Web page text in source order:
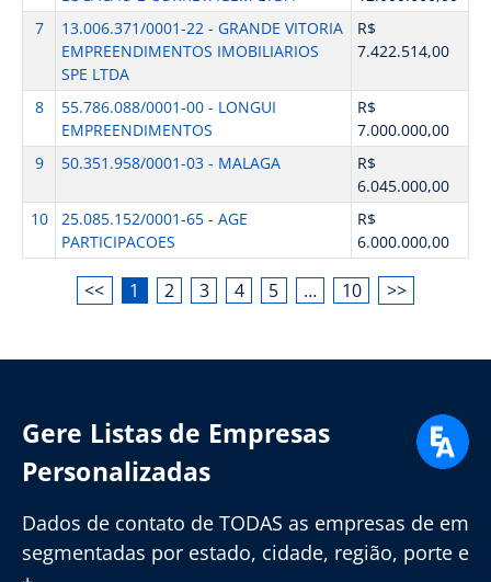
7
13.006.371/0001-22 - GRANDE VITORIA
EMPREENDIMENTOS IMOBILIARIOS
SPE LTDA
R$
7.422.514,00
8
55.786.088/0001-00 - LONGUI
EMPREENDIMENTOS
R$
7.000.000,00
9
50.351.958/0001-03 - MALAGA
R$
6.045.000,00
10
25.085.152/0001-65 - AGE
PARTICIPACOES
R$
6.000.000,00
<< 1 2 3 4 5 … 10 >>
Gere Listas de Empresas
Personalizadas
Dados de contato de TODAS as empresas de em
segmentadas por estado, cidade, região, porte e